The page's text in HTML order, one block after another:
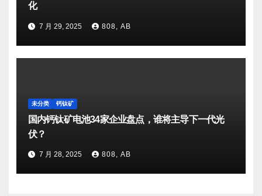
化
7 月 29, 2025 808, AB
未分类 钙钛矿
国内钙钛矿电池34家企业盘点，谁将主导下一代光
伏？
7 月 28, 2025 808, AB